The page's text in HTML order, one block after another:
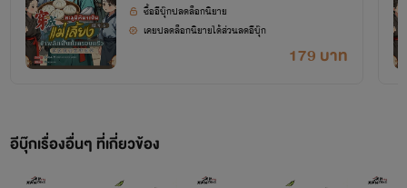
เผยแพร่อย่างเป็นทางการโดย OokbeeU และ China Literature
179 บาท
ซื้ออีบุ๊กปลดล็อกนิยาย
เคยปลดล็อกนิยายได้ส่วนลดอีบุ๊ก
อีบุ๊กเรื่องอื่นๆ ที่เกี่ยวข้อง